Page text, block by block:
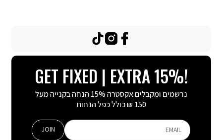
GET FIXED | EXTRA 15%!
נרשמים ומקבלים אקסטרה 15% הנחה בקנייה מעל
150 ₪ כולל כפל הנחות
EMAIL
JOIN